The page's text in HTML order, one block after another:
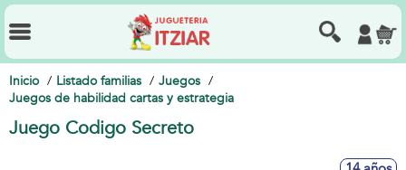
Inicio Listado familias
Juegos
Juegos de habilidad cartas y estrategia
Juego Codigo Secreto